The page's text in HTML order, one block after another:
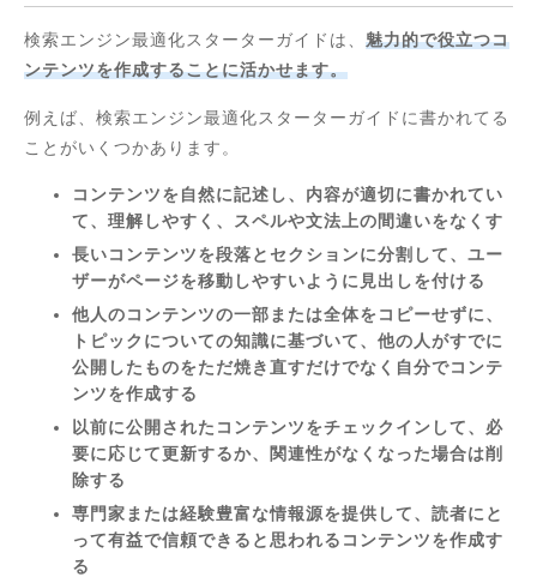
検索エンジン最適化スターターガイドは、 魅力的で役立つコ
ンテンツを作成することに活かせます。
例えば、検索エンジン最適化スターターガイドに書かれてる
ことがいくつかあります。
コンテンツを自然に記述し、内容が適切に書かれてい
て、理解しやすく、スペルや文法上の間違いをなくす
長いコンテンツを段落とセクションに分割して、ユー
ザーがページを移動しやすいように見出しを付ける
他人のコンテンツの一部または全体をコピーせずに、
トピックについての知識に基づいて、他の人がすでに
公開したものをただ焼き直すだけでなく自分でコンテ
ンツを作成する
以前に公開されたコンテンツをチェックインして、必
要に応じて更新するか、関連性がなくなった場合は削
除する
専門家または経験豊富な情報源を提供して、読者にと
って有益で信頼できると思われるコンテンツを作成す
る